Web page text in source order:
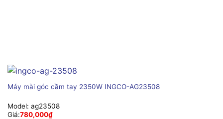
Máy mài góc cầm tay 2350W INGCO-AG23508
Model: ag23508
Giá:780,000₫